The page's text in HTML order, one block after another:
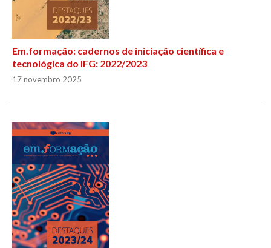
Em.formação: cadernos de iniciação científica e
tecnológica do IFG: 2022/2023
17 novembro 2025